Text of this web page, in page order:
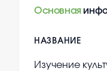
Основная
НАЗВАНИЕ
Изучение